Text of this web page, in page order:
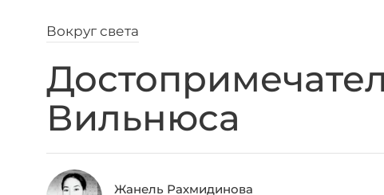
Вокруг света
Вильнюса
Жанель Рахмидинова